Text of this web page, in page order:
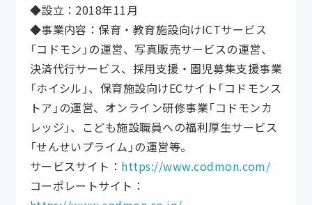
◆設立：2018年11月
◆事業内容：保育・教育施設向けICTサービス
「コドモン」の運営、写真販売サービスの運営、
決済代行サービス、採用支援・園児募集支援事業
「ホイシル」、保育施設向けECサイト「コドモンス
トア」の運営、オンライン研修事業「コドモンカ
レッジ」、こども施設職員への福利厚生サービス
「せんせいプライム」の運営等。
サービスサイト： https://www.codmon.com/
コーポレートサイト：